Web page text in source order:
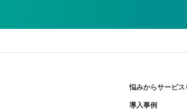
悩みからサービス
導入事例